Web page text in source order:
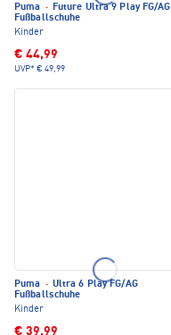
Puma · Future Ultra 9 Play FG/AG
Fußballschuhe
Kinder
€ 44,99
UVP* € 49,99
Puma · Ultra 6 Play FG/AG
Fußballschuhe
Kinder
€ 39,99